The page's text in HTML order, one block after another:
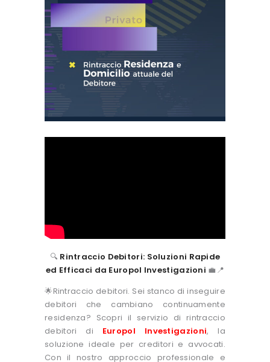
🔍 Rintraccio Debitori: Soluzioni Rapide
ed Efficaci da Europol Investigazioni 💼📍
🌟Rintraccio debitori. Sei stanco di inseguire
debitori che cambiano continuamente
residenza? Scopri il servizio di rintraccio
debitori di Europol Investigazioni, la
soluzione ideale per creditori e avvocati.
Con il nostro approccio professionale e